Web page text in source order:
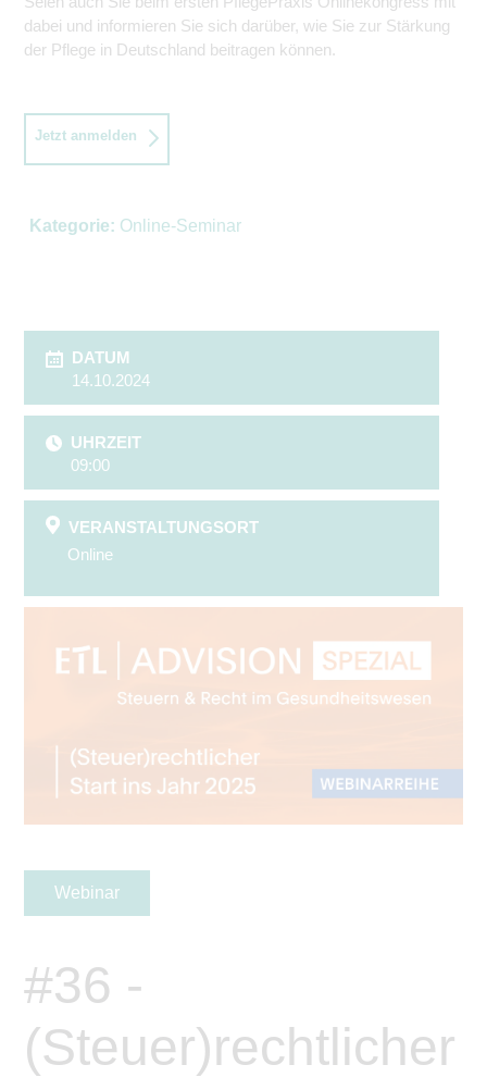
dabei und informieren Sie sich darüber, wie Sie zur Stärkung
der Pflege in Deutschland beitragen können.
Jetzt anmelden
Kategorie: Online-Seminar
DATUM
14.10.2024
UHRZEIT
09:00
VERANSTALTUNGSORT
Online
Webinar
#36 -
(Steuer)rechtlicher